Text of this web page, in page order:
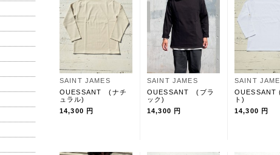
SAINT JAMES
OUESSANT (ナチ
ュラル)
14,300 円
SAINT JAMES
OUESSANT (ブラ
ック)
14,300 円
SAINT
OUESSANT
ト)
14,300 円